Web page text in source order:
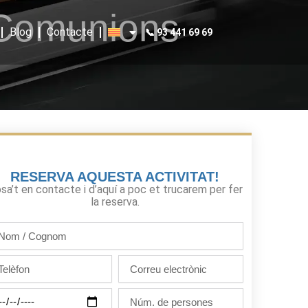
Blog Contacte 📞 93 441 69 69
RESERVA AQUESTA ACTIVITAT!
en contacte i d’aquí a poc et trucarem per fer
la reserva.
electrònic